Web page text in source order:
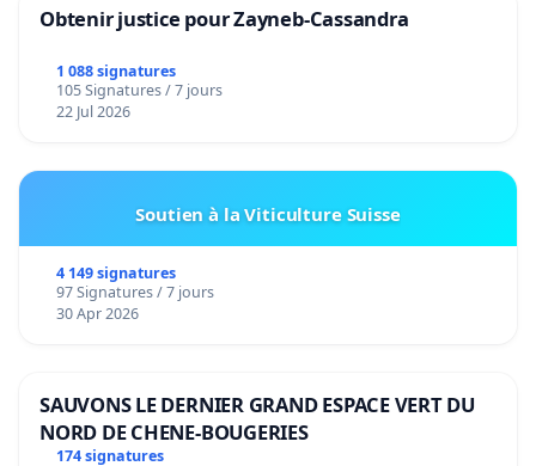
Obtenir justice pour Zayneb-Cassandra
1 088 signatures
105 Signatures / 7 jours
22 Jul 2026
Soutien à la Viticulture Suisse
4 149 signatures
97 Signatures / 7 jours
30 Apr 2026
SAUVONS LE DERNIER GRAND ESPACE VERT DU
NORD DE CHENE-BOUGERIES
174 signatures